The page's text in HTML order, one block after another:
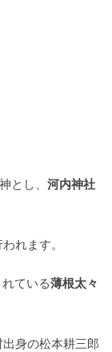
とし、 河内神社
れます。
ている薄根太々
身の松本耕三郎